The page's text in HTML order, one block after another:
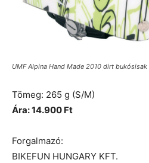
UMF Alpina Hand Made 2010 dirt bukósisak
Tömeg: 265 g (S/M)
Ára: 14.900 Ft
Forgalmazó:
BIKEFUN HUNGARY KFT.